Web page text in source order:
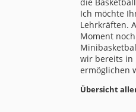
Ich möchte
Lehrkräften.
Moment
wir bereits in
ermöglichen
Übersicht